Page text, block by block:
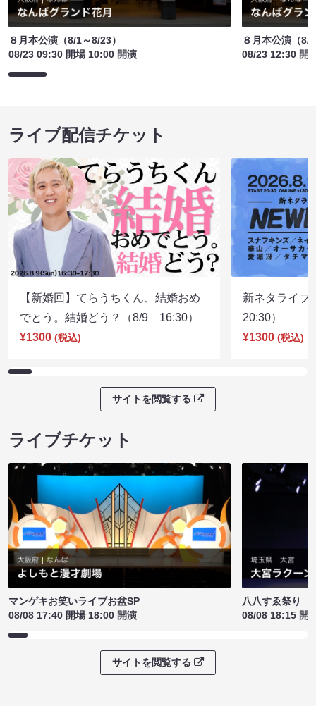
８月本公演（8/1～8/23）
08/23 09:30 開場 10:00 開演
８月本公演（8/
08/23 12:30 開
ライブ配信チケット
【新婚回】てらうちくん、結婚おめ
でとう。結婚どう？（8/9 16:30）
¥1300 (税込)
新ネタライ
20:30）
¥1300 (税込)
サイトを閲覧する
ライブチケット
マンゲキお笑いライブお盆SP
08/08 17:40 開場 18:00 開演
八八すゑ祭り
08/08 18:15 開
サイトを閲覧する